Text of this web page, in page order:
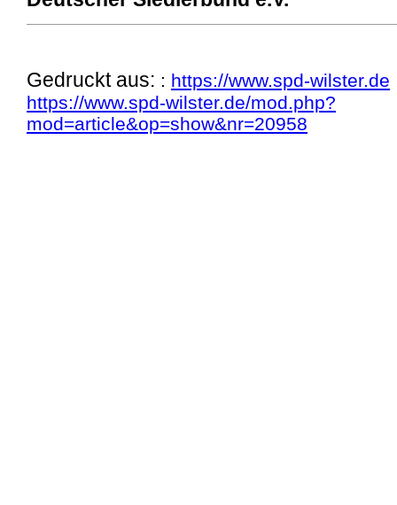
Gedruckt aus: : https://www.spd-wilster.de
https://www.spd-wilster.de/mod.php?
mod=article&op=show&nr=20958